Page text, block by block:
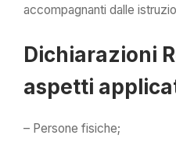
accompagnanti dalle
Dichiarazioni
aspetti
– Persone fisiche;